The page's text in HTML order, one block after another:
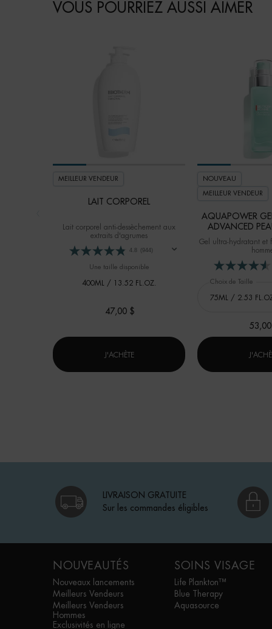
VOUS POURRIEZ AUSSI AIMER
MEILLEUR VENDEUR
LAIT CORPOREL
Lait corporel anti-dessèchement aux
extraits d'agrumes
4.8 (944)
Une taille disponible
400ML / 13.52 FL.OZ.
47,00 $
J'ACHÈTELAIT CORPOREL
NOUVEAU
MEILLEUR VENDEUR
AQUAPOWER
ADVANCED
Gel ultra-hydratant et
Choix de Taille
LIVRAISON GRATUITE
Sur les commandes éligibles
NOUVEAUTÉS
Nouveaux lancements
Meilleurs Vendeurs
Meilleurs Vendeurs
Hommes
Exclusivités en ligne
SOINS VISAGE
Life Plankton™
Blue Therapy
Aquasource